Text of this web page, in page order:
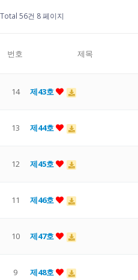
Total 56건 8 페이지
번호 제목
14 제43호
13 제44호
12 제45호
11 제46호
10 제47호
9 제48호